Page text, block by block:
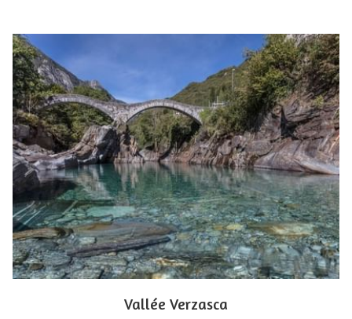
Vallée Verzasca